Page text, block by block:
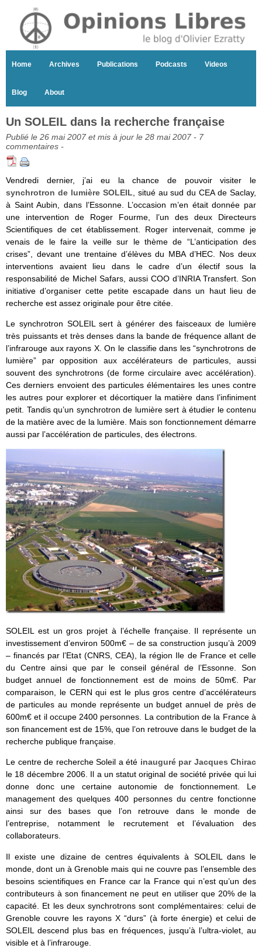
Home Archives Publications Podcasts Videos
Blog About
Un SOLEIL dans la recherche française
Publié le 26 mai 2007 et mis à jour le 28 mai 2007 - 7
commentaires -
Vendredi dernier, j’ai eu la chance de pouvoir visiter le
synchrotron de lumière SOLEIL , situé au sud du CEA de Saclay,
à Saint Aubin, dans l’Essonne. L’occasion m’en était donnée par
une intervention de Roger Fourme, l’un des deux Directeurs
Scientifiques de cet établissement. Roger intervenait, comme je
venais de le faire la veille sur le thème de “L’anticipation des
crises”, devant une trentaine d’élèves du MBA d’HEC. Nos deux
interventions avaient lieu dans le cadre d’un électif sous la
responsabilité de Michel Safars, aussi COO d’INRIA Transfert. Son
initiative d’organiser cette petite escapade dans un haut lieu de
recherche est assez originale pour être citée.
Le synchrotron SOLEIL sert à générer des faisceaux de lumière
très puissants et très denses dans la bande de fréquence allant de
l’infrarouge aux rayons X. On le classifie dans les “synchrotrons de
lumière” par opposition aux accélérateurs de particules, aussi
souvent des synchrotrons (de forme circulaire avec accélération).
Ces derniers envoient des particules élémentaires les unes contre
les autres pour explorer et décortiquer la matière dans l’infiniment
petit. Tandis qu’un synchrotron de lumière sert à étudier le contenu
de la matière avec de la lumière. Mais son fonctionnement démarre
aussi par l’accélération de particules, des électrons.
SOLEIL est un gros projet à l’échelle française. Il représente un
investissement d’environ 500m€ – de sa construction jusqu’à 2009
– financés par l’Etat (CNRS, CEA), la région Ile de France et celle
du Centre ainsi que par le conseil général de l’Essonne. Son
budget annuel de fonctionnement est de moins de 50m€. Par
comparaison, le CERN qui est le plus gros centre d’accélérateurs
de particules au monde représente un budget annuel de près de
600m€ et il occupe 2400 personnes. La contribution de la France à
son financement est de 15%, que l’on retrouve dans le budget de la
recherche publique française.
Le centre de recherche Soleil a été inauguré par Jacques Chirac
le 18 décembre 2006. Il a un statut original de société privée qui lui
donne donc une certaine autonomie de fonctionnement. Le
management des quelques 400 personnes du centre fonctionne
ainsi sur des bases que l’on retrouve dans le monde de
l’entreprise, notamment le recrutement et l’évaluation des
collaborateurs.
Il existe une dizaine de centres équivalents à SOLEIL dans le
monde, dont un à Grenoble mais qui ne couvre pas l’ensemble des
besoins scientifiques en France car la France qui n’est qu’un des
contributeurs à son financement ne peut en utiliser que 20% de la
capacité. Et les deux synchrotrons sont complémentaires: celui de
Grenoble couvre les rayons X “durs” (à forte énergie) et celui de
SOLEIL descend plus bas en fréquences, jusqu’à l’ultra-violet, au
visible et à l’infrarouge.